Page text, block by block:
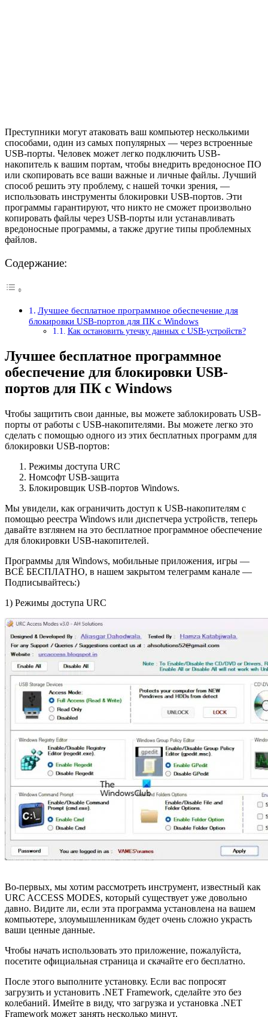
Преступники могут атаковать ваш компьютер несколькими
способами, один из самых популярных — через встроенные
USB-порты. Человек может легко подключить USB-
накопитель к вашим портам, чтобы внедрить вредоносное ПО
или скопировать все ваши важные и личные файлы. Лучший
способ решить эту проблему, с нашей точки зрения, —
использовать инструменты блокировки USB-портов. Эти
программы гарантируют, что никто не сможет произвольно
копировать файлы через USB-порты или устанавливать
вредоносные программы, а также другие типы проблемных
файлов.
Содержание:
Лучшее бесплатное программное обеспечение для
блокировки USB-портов для ПК с Windows
Как остановить утечку данных с USB-устройств?
Лучшее бесплатное программное
обеспечение для блокировки USB-
портов для ПК с Windows
Чтобы защитить свои данные, вы можете заблокировать USB-
порты от работы с USB-накопителями. Вы можете легко это
сделать с помощью одного из этих бесплатных программ для
блокировки USB-портов:
Режимы доступа URC
Номсофт USB-защита
Блокировщик USB-портов Windows.
Мы увидели, как ограничить доступ к USB-накопителям с
помощью реестра Windows или диспетчера устройств, теперь
давайте взглянем на это бесплатное программное обеспечение
для блокировки USB-накопителей.
Программы для Windows, мобильные приложения, игры —
ВСЁ БЕСПЛАТНО, в нашем закрытом телеграмм канале —
Подписывайтесь:)
1) Режимы доступа URC
Во-первых, мы хотим рассмотреть инструмент, известный как
URC ACCESS MODES, который существует уже довольно
давно. Видите ли, если эта программа установлена ​​на вашем
компьютере, злоумышленникам будет очень сложно украсть
ваши ценные данные.
Чтобы начать использовать это приложение, пожалуйста,
посетите официальная страница и скачайте его бесплатно.
После этого выполните установку. Если вас попросят
загрузить и установить .NET Framework, сделайте это без
колебаний. Имейте в виду, что загрузка и установка .NET
Framework может занять несколько минут.